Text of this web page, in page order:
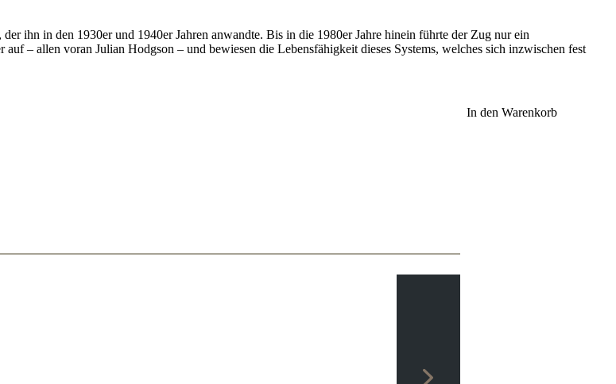
ihn in den 1930er und 1940er Jahren anwandte. Bis in die 1980er Jahre hinein führte der Zug nur ein
– allen voran Julian Hodgson – und bewiesen die Lebensfähigkeit dieses Systems, welches sich inzwischen fest
In den Warenkorb